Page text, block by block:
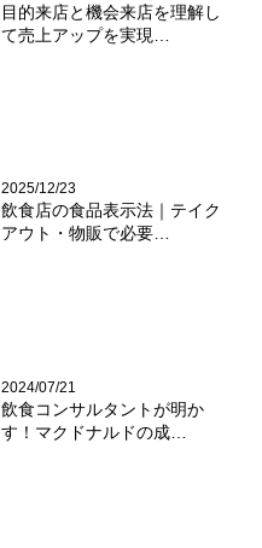
目的来店と機会来店を理解し
て売上アップを実現…
2025/12/23
飲食店の食品表示法｜テイク
アウト・物販で必要…
2024/07/21
飲食コンサルタントが明か
す！マクドナルドの成…